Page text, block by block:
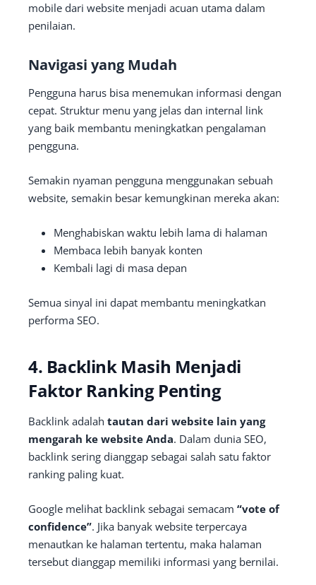
mobile dari website menjadi acuan utama dalam
penilaian.
Navigasi yang Mudah
Pengguna harus bisa menemukan informasi dengan
cepat. Struktur menu yang jelas dan internal link
yang baik membantu meningkatkan pengalaman
pengguna.
Semakin nyaman pengguna menggunakan sebuah
website, semakin besar kemungkinan mereka akan:
Menghabiskan waktu lebih lama di halaman
Membaca lebih banyak konten
Kembali lagi di masa depan
Semua sinyal ini dapat membantu meningkatkan
performa SEO.
4. Backlink Masih Menjadi
Faktor Ranking Penting
Backlink adalah tautan dari website lain yang
mengarah ke website Anda. Dalam dunia SEO,
backlink sering dianggap sebagai salah satu faktor
ranking paling kuat.
Google melihat backlink sebagai semacam “vote of
confidence”. Jika banyak website terpercaya
menautkan ke halaman tertentu, maka halaman
tersebut dianggap memiliki informasi yang bernilai.